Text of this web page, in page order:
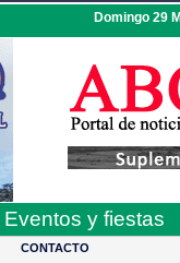
Domingo 29
Eventos y fiestas
CONTACTO